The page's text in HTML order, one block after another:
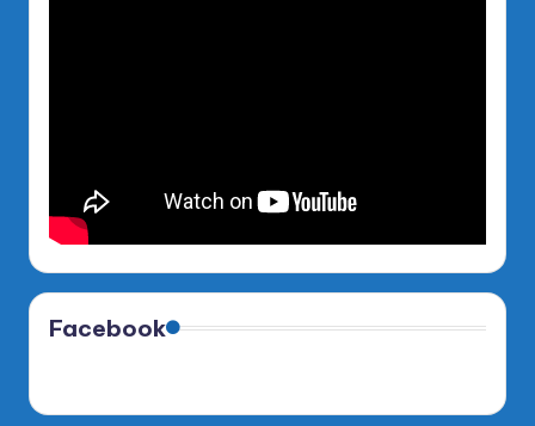
Facebook